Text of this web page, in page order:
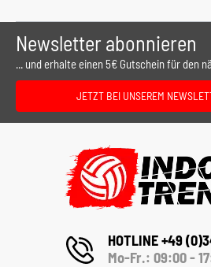
Newsletter abonnieren
... und erhalte einen 5€ Gutschein für den
JETZT BEI UNSEREM
HOTLINE +49
Mo-Fr.: 09:00 -